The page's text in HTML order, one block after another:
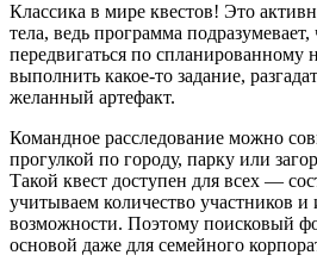
Классика в мире квестов! Это
тела, ведь программа
передвигаться по спланированному
выполнить какое-то задание,
желанный артефакт.
Командное расследование можно
прогулкой по городу, парку или
Такой квест доступен для всех —
учитываем количество участников и
возможности. Поэтому поисковый
основой даже для семейного